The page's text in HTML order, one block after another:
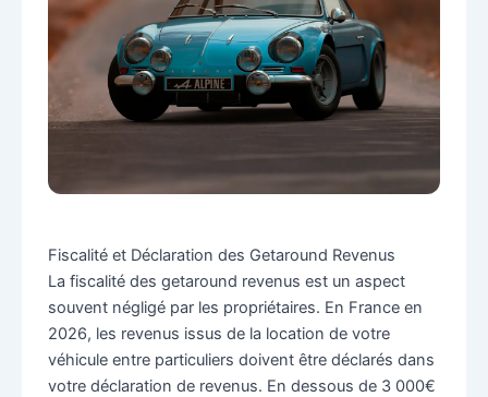
Fiscalité et Déclaration des Getaround Revenus
La fiscalité des getaround revenus est un aspect
souvent négligé par les propriétaires. En France en
2026, les revenus issus de la location de votre
véhicule entre particuliers doivent être déclarés dans
votre déclaration de revenus. En dessous de 3 000€